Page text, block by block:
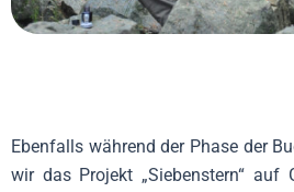
Ebenfalls während der Phase der
wir das Projekt „Siebenstern“ auf